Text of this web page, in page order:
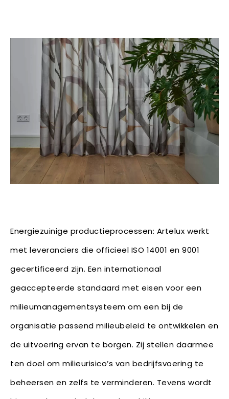
Energiezuinige productieprocessen: Artelux werkt
met leveranciers die officieel ISO 14001 en 9001
gecertificeerd zijn. Een internationaal
geaccepteerde standaard met eisen voor een
milieumanagementsysteem om een bij de
organisatie passend milieubeleid te ontwikkelen en
de uitvoering ervan te borgen. Zij stellen daarmee
ten doel om milieurisico’s van bedrijfsvoering te
beheersen en zelfs te verminderen. Tevens wordt